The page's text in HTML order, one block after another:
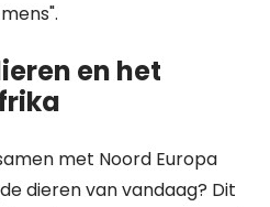
en het
met Noord Europa
dieren van vandaag? Dit